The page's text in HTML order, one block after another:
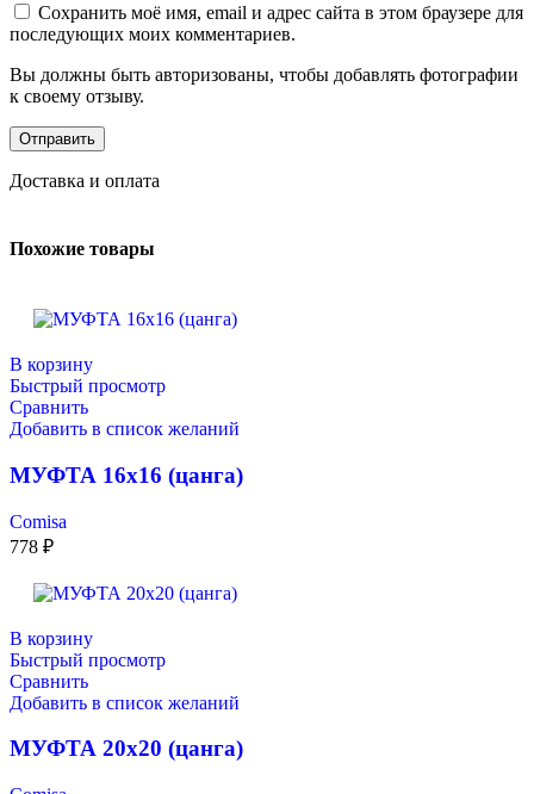
Сохранить моё имя, email и адрес сайта в этом браузере для
последующих моих комментариев.
Вы должны быть авторизованы, чтобы добавлять фотографии
к своему отзыву.
Доставка и оплата
Похожие товары
В корзину
Быстрый просмотр
Сравнить
Добавить в список желаний
МУФТА 16х16 (цанга)
Comisa
778 ₽
В корзину
Быстрый просмотр
Сравнить
Добавить в список желаний
МУФТА 20х20 (цанга)